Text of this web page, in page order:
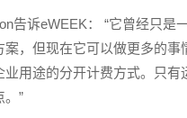
告诉eWEEK： “它曾经只是
案，但现在它可以做更多的事
业用途的分开计费方式。只有
。”